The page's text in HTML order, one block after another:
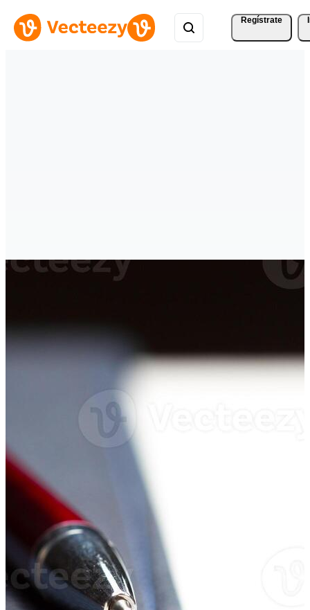
Regístrate